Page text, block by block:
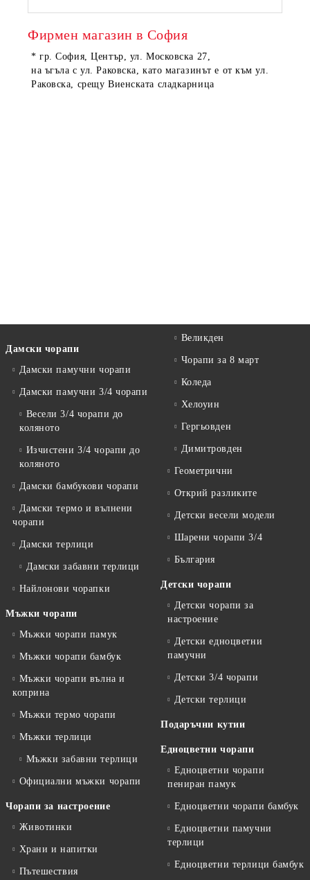
Фирмен магазин в София
* гр. София, Център, ул. Московска 27,
на ъгъла с ул. Раковска, като магазинът е от към ул.
Раковска, срещу Виенската сладкарница
Дамски чорапи
Дамски памучни чорапи
Дамски памучни 3/4 чорапи
Весели 3/4 чорапи до
коляното
Изчистени 3/4 чорапи до
коляното
Дамски бамбукови чорапи
Дамски термо и вълнени
чорапи
Дамски терлици
Дамски забавни терлици
Найлонови чорапки
Мъжки чорапи
Мъжки чорапи памук
Мъжки чорапи бамбук
Мъжки чорапи вълна и
коприна
Мъжки термо чорапи
Мъжки терлици
Мъжки забавни терлици
Официални мъжки чорапи
Чорапи за настроение
Животинки
Храни и напитки
Пътешествия
Великден
Чорапи за 8 март
Коледа
Хелоуин
Гергьовден
Димитровден
Геометрични
Открий разликите
Детски весели модели
Шарени чорапи 3/4
България
Детски чорапи
Детски чорапи за
настроение
Детски едноцветни
памучни
Детски 3/4 чорапи
Детски терлици
Подаръчни кутии
Едноцветни чорапи
Едноцветни чорапи
пениран памук
Едноцветни чорапи бамбук
Едноцветни памучни
терлици
Едноцветни терлици бамбук